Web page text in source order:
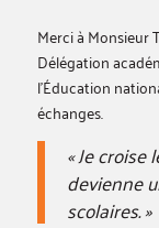
Merci à Monsieur
Délégation
l’Éducation
échanges.
« Je
devienne
scolaires. »